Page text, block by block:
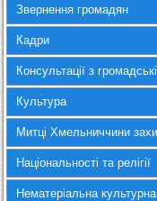
Звернення громадян
Кадри
Консультації з
Культура
Митці Хмельниччини
Національності та релігії
Нематеріальна